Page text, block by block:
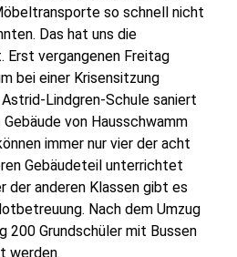
so schnell nicht
Das hat uns die
vergangenen Freitag
bei einer Krisensitzung
Lindgren-Schule saniert
von Hausschwamm
immer nur vier der acht
Gebäudeteil unterrichtet
der anderen Klassen gibt es
Nach dem Umzug
200 Grundschüler mit Bussen
werden.